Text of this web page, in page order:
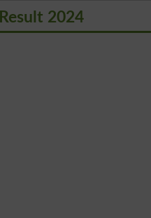
2024